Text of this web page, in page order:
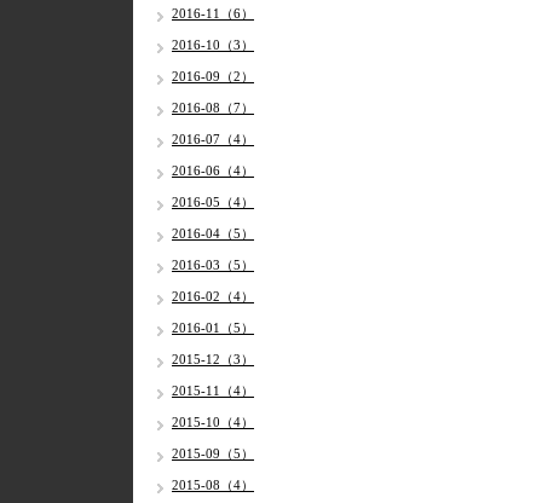
2016-11（6）
2016-10（3）
2016-09（2）
2016-08（7）
2016-07（4）
2016-06（4）
2016-05（4）
2016-04（5）
2016-03（5）
2016-02（4）
2016-01（5）
2015-12（3）
2015-11（4）
2015-10（4）
2015-09（5）
2015-08（4）